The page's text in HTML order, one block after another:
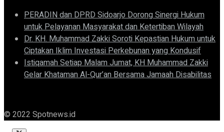
PERADIN dan DPRD Sidoarjo Dorong Sinergi Hukum
untuk Pelayanan Masyarakat dan Ketertiban Wilayah
Dr. KH. Muhammad Zakki Soroti Kepastian Hukum untuk
Ciptakan Iklim Investasi Perkebunan yang Kondusif
Istiqamah Setiap Malam Jumat, KH Muhammad Zakki
Gelar Khataman Al-Qur’an Bersama Jamaah Disabilitas
© 2022 Spotnews.id